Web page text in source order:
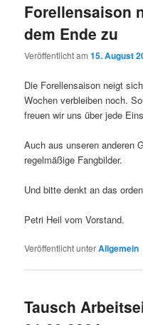
Forellensaison
dem Ende zu
Veröffentlicht am15. August
Die Forellensaison neigt
Wochen verbleiben noch.
freuen wir uns über jede
Auch aus unseren anderen
regelmäßige Fangbilder.
Und bitte denkt an das
Petri Heil vom Vorstand.
Veröffentlicht unterAllgemein
Tausch